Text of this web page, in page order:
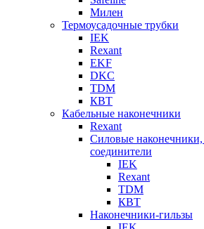
Милен
Термоусадочные трубки
IEK
Rexant
EKF
DKC
TDM
КВТ
Кабельные наконечники
Rexant
Силовые наконечники,
соединители
IEK
Rexant
TDM
КВТ
Наконечники-гильзы